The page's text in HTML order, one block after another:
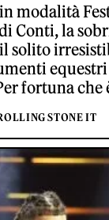
modalità
Conti, la
solito
fortuna che
STONE IT